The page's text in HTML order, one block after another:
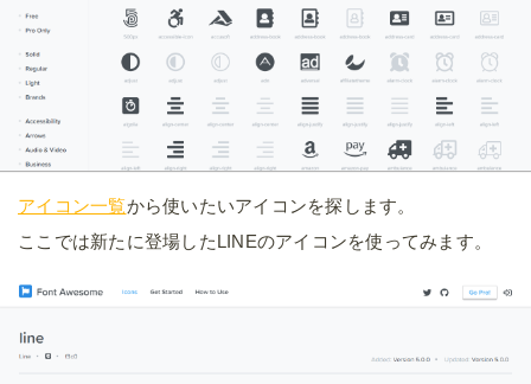
アイコン一覧から使いたいアイコンを探します。
ここでは新たに登場したLINEのアイコンを使ってみます。